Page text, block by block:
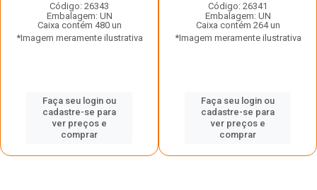
Código: 26343
Embalagem: UN
Caixa contém 480 un
*Imagem meramente ilustrativa
Faça seu login ou
cadastre-se para
ver preços e
comprar
Código: 26341
Embalagem: UN
Caixa contém 264 un
*Imagem meramente ilustrativa
Faça seu login ou
cadastre-se para
ver preços e
comprar